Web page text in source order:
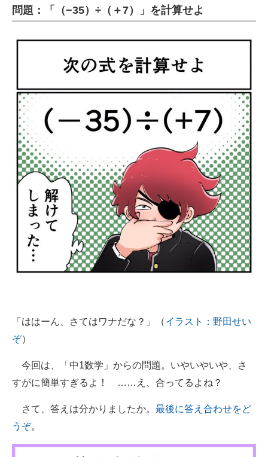
製造業のIT導入・活用を支援
エレクトロニクス専門サイト
電子設計の基本と応用
エネルギーの専門メディア
建設×テクノロジーの最前線
ちょっと気になるネットの話題
問題：「（−35）÷（＋7）」を計算せよ
「ははーん、さてはワナだな？」（イラスト：野田せい
ぞ）
今回は、「中1数学」からの問題。いやいやいや、さ
すがに簡単すぎるよ！ ……え、合ってるよね？
さて、答えは分かりましたか。 最後に答え合わせをど
うぞ。